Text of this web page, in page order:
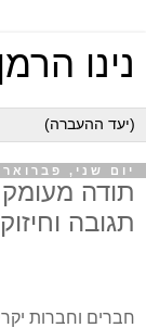
נינו
יום שני, פברואר 20, 2023
תודה
תגובה וחיזוק
חברים וחברות